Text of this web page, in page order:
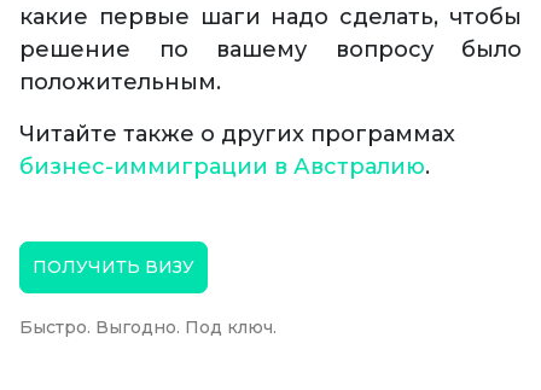
какие первые шаги надо сделать, чтобы
решение по вашему вопросу было
положительным.
Читайте также о других программах
бизнес-иммиграции в Австралию.
ПОЛУЧИТЬ ВИЗУ
Быстро. Выгодно. Под ключ.